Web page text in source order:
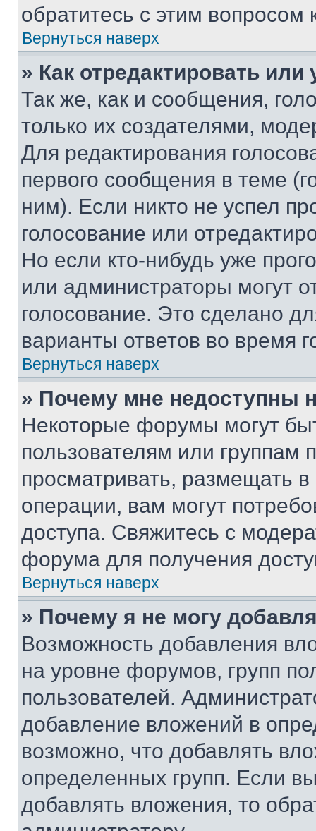
обратитесь с этим вопросом
Вернуться наверх
» Как отредактировать
Так же, как и сообщения,
только их создателями,
Для редактирования
первого сообщения в теме
ним). Если никто не успел
голосование или
Но если кто-нибудь уже
или администраторы могут
голосование. Это сделано
варианты ответов во время
Вернуться наверх
» Почему мне недоступны
Некоторые форумы могут
пользователям или группам
просматривать, размещать
операции, вам могут
доступа. Свяжитесь с
форума для получения
Вернуться наверх
» Почему я не могу
Возможность добавления
на уровне форумов, групп
пользователей.
добавление вложений в
возможно, что добавлять
определенных групп. Если
добавлять вложения, то